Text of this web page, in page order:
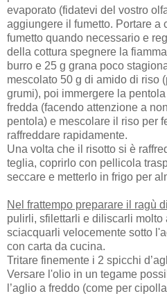
evaporato (fidatevi del vostro
aggiungere il fumetto. Portare a
fumetto quando necessario e
della cottura spegnere la
burro e 25 g grana poco
mescolato 50 g di amido di riso
grumi), poi immergere la
fredda (facendo attenzione a
pentola) e mescolare il riso per
raffreddare rapidamente.
Una volta che il risotto si è
teglia, coprirlo con pellicola
seccare e metterlo in frigo per
Nel frattempo preparare il ragù
pulirli, sfilettarli e diliscarli molto
sciacquarli velocemente sotto
con carta da cucina.
Tritare finemente i 2 spicchi
Versare l'olio in un tegame
l’aglio a freddo (come per